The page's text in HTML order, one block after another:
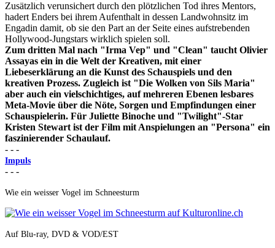
Zusätzlich verunsichert durch den plötzlichen Tod ihres Mentors,
hadert Enders bei ihrem Aufenthalt in dessen Landwohnsitz im
Engadin damit, ob sie den Part an der Seite eines aufstrebenden
Hollywood-Jungstars wirklich spielen soll.
Zum dritten Mal nach "Irma Vep" und "Clean" taucht Olivier
Assayas ein in die Welt der Kreativen, mit einer
Liebeserklärung an die Kunst des Schauspiels und den
kreativen Prozess. Zugleich ist "Die Wolken von Sils Maria"
aber auch ein vielschichtiges, auf mehreren Ebenen lesbares
Meta-Movie über die Nöte, Sorgen und Empfindungen einer
Schauspielerin. Für Juliette Binoche und "Twilight"-Star
Kristen Stewart ist der Film mit Anspielungen an "Persona" ein
faszinierender Schaulauf.
- - -
Impuls
- - -
Wie ein weisser Vogel im Schneesturm
Auf Blu-ray, DVD & VOD/EST